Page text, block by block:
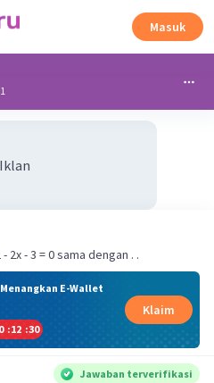
Masuk
Iklan
2x - 3 = 0 sama dengan . .
E-Wallet
:12 :29
Klaim
Jawaban terverifikasi